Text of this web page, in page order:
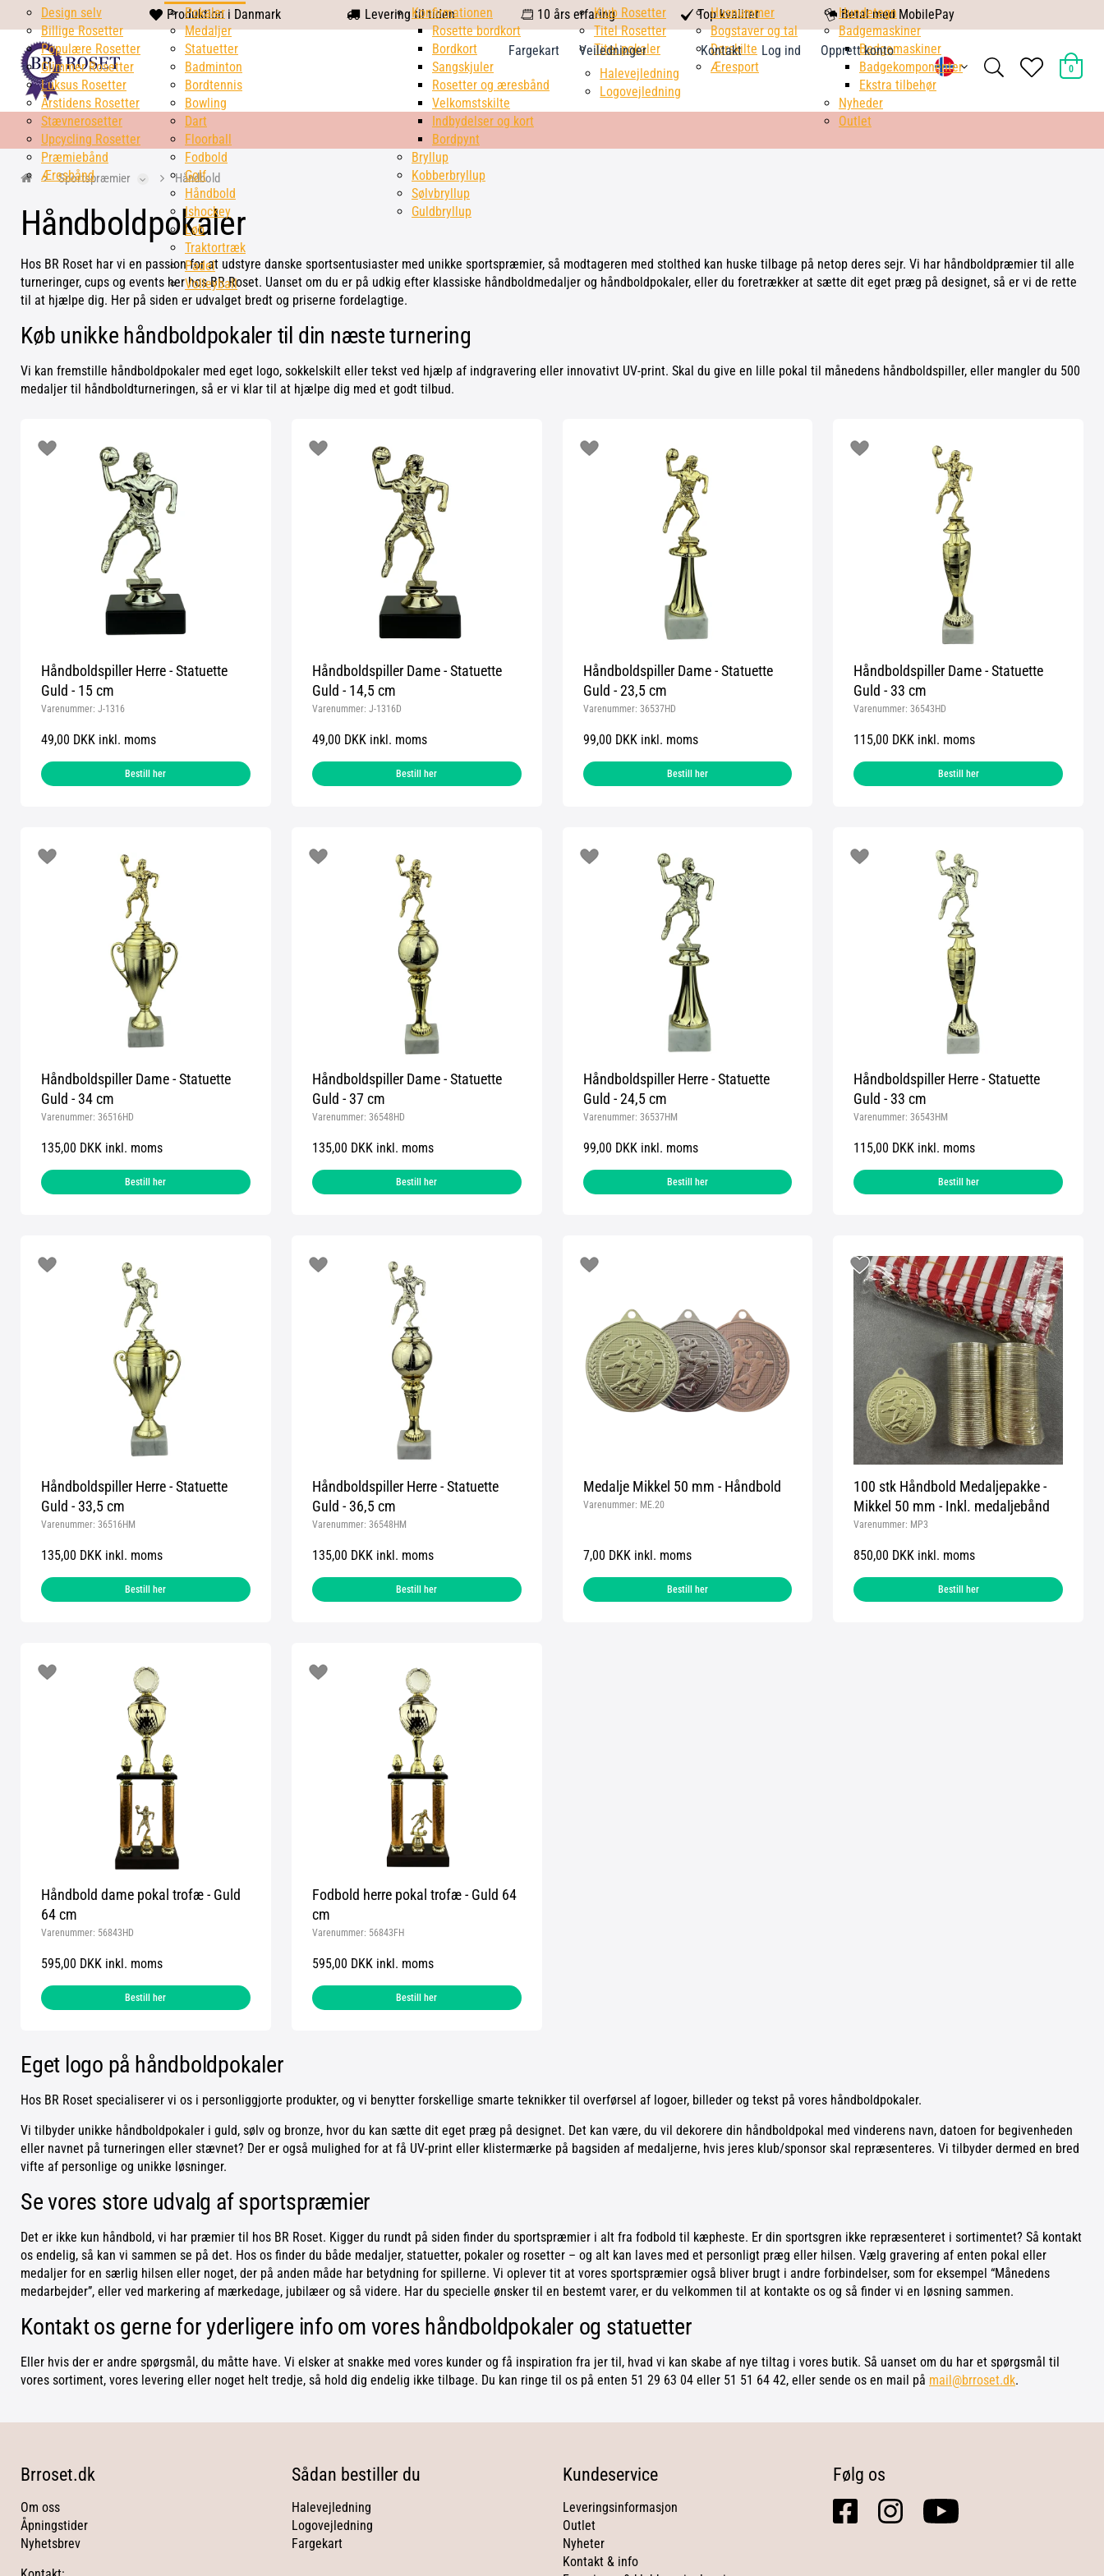
heart
solid
Produktion i Danmark Levering til tiden calendar
10 års erfaring
check
mark
Top kvalitet
mobile
pay
Betal med MobilePay
Fargekart
Veiledninger
Halevejledning
Logovejledning
Kontakt Log ind
Opprett konto
search heart
light
0
Design selv
Billige Rosetter
Populære Rosetter
Glimmer Rosetter
Luksus Rosetter
Årstidens Rosetter
Stævnerosetter
Upcycling Rosetter
Præmiebånd
Æresbånd
Pokaler
Medaljer
Statuetter
Badminton
Bordtennis
Bowling
Dart
Floorball
Fodbold
Golf
Håndbold
Ishockey
Løb
Traktortræk
Padel
Volleyball
Konfirmationen
Rosette bordkort
Bordkort
Sangskjuler
Rosetter og æresbånd
Velkomstskilte
Indbydelser og kort
Bordpynt
Bryllup
Kobberbryllup
Sølvbryllup
Guldbryllup
Klub Rosetter
Titel Rosetter
Titel pokaler
Husnummer
Bogstaver og tal
Dørskilte
Æresport
Hundetegn
Badgemaskiner
Badgemaskiner
Badgekomponenter
Ekstra tilbehør
Nyheder
Outlet
Sportspræmier Håndbold
Håndboldpokaler
Hos BR Roset har vi en passion for at udstyre danske sportsentusiaster med unikke sportspræmier, så modtageren med stolthed kan huske tilbage på netop deres sejr. Vi har håndboldpræmier til alle
turneringer, cups og events her hos BR Roset. Uanset om du er på udkig efter klassiske håndboldmedaljer og håndboldpokaler, eller du foretrækker at sætte dit eget præg på designet, så er vi de rette
til at hjælpe dig. Her på siden er udvalget bredt og priserne fordelagtige.
Køb unikke håndboldpokaler til din næste turnering
Vi kan fremstille håndboldpokaler med eget logo, sokkelskilt eller tekst ved hjælp af indgravering eller innovativt UV-print. Skal du give en lille pokal til månedens håndboldspiller, eller mangler du 500
medaljer til håndboldturneringen, så er vi klar til at hjælpe dig med et godt tilbud.
Håndboldspiller Herre - Statuette
Guld - 15 cm
Varenummer: J-1316
49,00 DKK inkl. moms
Bestill her
Håndboldspiller Dame - Statuette
Guld - 14,5 cm
Varenummer: J-1316D
49,00 DKK inkl. moms
Bestill her
Håndboldspiller Dame - Statuette
Guld - 23,5 cm
Varenummer: 36537HD
99,00 DKK inkl. moms
Bestill her
Håndboldspiller Dame - Statuette
Guld - 33 cm
Varenummer:36543HD
115,00 DKK inkl. moms
Bestill her
Håndboldspiller Dame - Statuette
Guld - 34 cm
Varenummer: 36516HD
135,00 DKK inkl. moms
Bestill her
Håndboldspiller Dame - Statuette
Guld - 37 cm
Varenummer: 36548HD
135,00 DKK inkl. moms
Bestill her
Håndboldspiller Herre - Statuette
Guld - 24,5 cm
Varenummer: 36537HM
99,00 DKK inkl. moms
Bestill her
Håndboldspiller Herre - Statuette
Guld - 33 cm
Varenummer:36543HM
115,00 DKK inkl. moms
Bestill her
Håndboldspiller Herre - Statuette
Guld - 33,5 cm
Varenummer: 36516HM
135,00 DKK inkl. moms
Bestill her
Håndboldspiller Herre - Statuette
Guld - 36,5 cm
Varenummer: 36548HM
135,00 DKK inkl. moms
Bestill her
Medalje Mikkel 50 mm - Håndbold
Varenummer: ME.20
7,00 DKK inkl. moms
Bestill her
100 stk Håndbold Medaljepakke -
Mikkel 50 mm - Inkl. medaljebånd
Varenummer: MP3
850,00 DKK inkl. moms
Bestill her
Håndbold dame pokal trofæ - Guld
64 cm
Varenummer: 56843HD
595,00 DKK inkl. moms
Bestill her
Fodbold herre pokal trofæ - Guld 64
cm
Varenummer: 56843FH
595,00 DKK inkl. moms
Bestill her
Eget logo på håndboldpokaler
Hos BR Roset specialiserer vi os i personliggjorte produkter, og vi benytter forskellige smarte teknikker til overførsel af logoer, billeder og tekst på vores håndboldpokaler.
Vi tilbyder unikke håndboldpokaler i guld, sølv og bronze, hvor du kan sætte dit eget præg på designet. Det kan være, du vil dekorere din håndboldpokal med vinderens navn, datoen for begivenheden
eller navnet på turneringen eller stævnet? Der er også mulighed for at få UV-print eller klistermærke på bagsiden af medaljerne, hvis jeres klub/sponsor skal repræsenteres. Vi tilbyder dermed en bred
vifte af personlige og unikke løsninger.
Se vores store udvalg af sportspræmier
Det er ikke kun håndbold, vi har præmier til hos BR Roset. Kigger du rundt på siden finder du sportspræmier i alt fra fodbold til kæpheste. Er din sportsgren ikke repræsenteret i sortimentet? Så kontakt
os endelig, så kan vi sammen se på det. Hos os finder du både medaljer, statuetter, pokaler og rosetter – og alt kan laves med et personligt præg eller hilsen. Vælg gravering af enten pokal eller
medaljer for en særlig hilsen eller noget, der på anden måde har betydning for spillerne. Vi oplever tit at vores sportspræmier også bliver brugt i andre forbindelser, som for eksempel “Månedens
medarbejder”, eller ved markering af mærkedage, jubilæer og så videre. Har du specielle ønsker til en bestemt varer, er du velkommen til at kontakte os og så finder vi en løsning sammen.
Kontakt os gerne for yderligere info om vores håndboldpokaler og statuetter
Eller hvis der er andre spørgsmål, du måtte have. Vi elsker at snakke med vores kunder og få inspiration fra jer til, hvad vi kan skabe af nye tiltag i vores butik. Så uanset om du har et spørgsmål til
vores sortiment, vores levering eller noget helt tredje, så hold dig endelig ikke tilbage. Du kan ringe til os på enten 51 29 63 04 eller 51 51 64 42, eller sende os en mail på mail@brroset.dk.
Brroset.dk
Om oss
Åpningstider
Nyhetsbrev
Sådan bestiller du
Halevejledning
Logovejledning
Fargekart
Kundeservice
Leveringsinformasjon
Outlet
Nyheter
Kontakt & info
Følg os
facebook
square
instagram youtube